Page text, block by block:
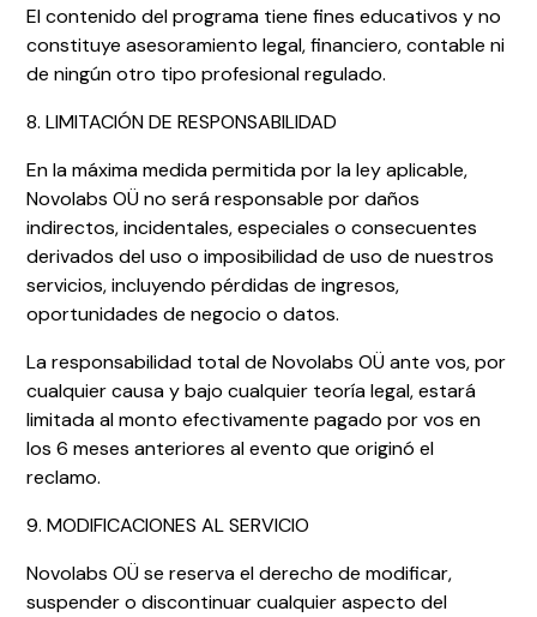
El contenido del programa tiene fines educativos y no
constituye asesoramiento legal, financiero, contable ni
de ningún otro tipo profesional regulado.
8. LIMITACIÓN DE RESPONSABILIDAD
En la máxima medida permitida por la ley aplicable,
Novolabs OÜ no será responsable por daños
indirectos, incidentales, especiales o consecuentes
derivados del uso o imposibilidad de uso de nuestros
servicios, incluyendo pérdidas de ingresos,
oportunidades de negocio o datos.
La responsabilidad total de Novolabs OÜ ante vos, por
cualquier causa y bajo cualquier teoría legal, estará
limitada al monto efectivamente pagado por vos en
los 6 meses anteriores al evento que originó el
reclamo.
9. MODIFICACIONES AL SERVICIO
Novolabs OÜ se reserva el derecho de modificar,
suspender o discontinuar cualquier aspecto del